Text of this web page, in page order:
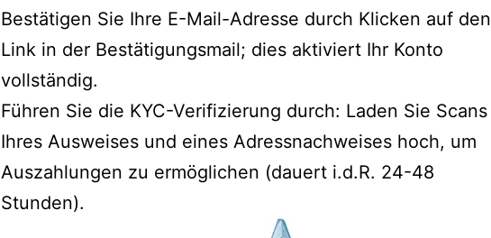
Bestätigen Sie Ihre E-Mail-Adresse durch Klicken auf den
Link in der Bestätigungsmail; dies aktiviert Ihr Konto
vollständig.
Führen Sie die KYC-Verifizierung durch: Laden Sie Scans
Ihres Ausweises und eines Adressnachweises hoch, um
Auszahlungen zu ermöglichen (dauert i.d.R. 24-48
Stunden).